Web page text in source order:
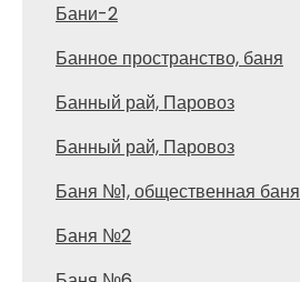
Бани-2
Банное пространство, баня
Банный рай, Паровоз
Банный рай, Паровоз
Баня №1, общественная баня
Баня №2